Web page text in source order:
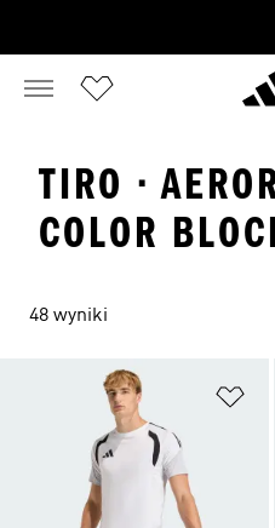
TIRO ·
COLOR
48 wyniki